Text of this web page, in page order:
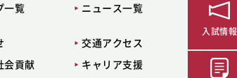
一覧 ニュース一覧
交通アクセス
会貢献
キャリア支援
入試情報